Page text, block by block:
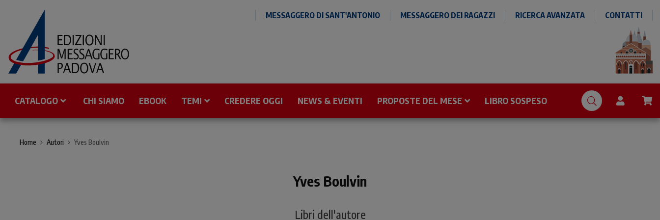
MESSAGGERO DI SANT'ANTONIO MESSAGGERO DEI RAGAZZI RICERCA AVANZATA CONTATTI
CATALOGO CHI SIAMO EBOOK TEMI CREDERE OGGI NEWS & EVENTI PROPOSTE DEL MESE LIBRO SOSPESO
Home Autori Yves Boulvin
Yves Boulvin
Libri dell'autore